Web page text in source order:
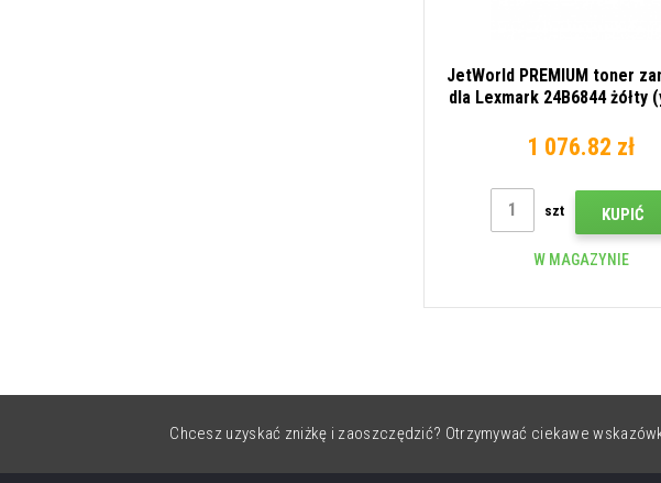
JetWorld PREMIUM toner
dla Lexmark 24B6844 żółty
1 076.82 zł
szt KUPIĆ
W MAGAZYNIE
Chcesz uzyskać zniżkę i zaoszczędzić? Otrzymywać ciekawe